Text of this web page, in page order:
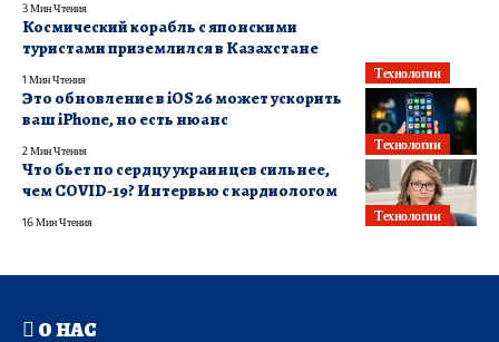
3 Мин Чтения
Технологии
Космический корабль с японскими
туристами приземлился в Казахстане
1 Мин Чтения
Технологии
Это обновление в iOS 26 может ускорить
ваш iPhone, но есть нюанс
2 Мин Чтения
Технологии
Что бьет по сердцу украинцев сильнее,
чем COVID-19? Интервью с кардиологом
16 Мин Чтения
О НАС